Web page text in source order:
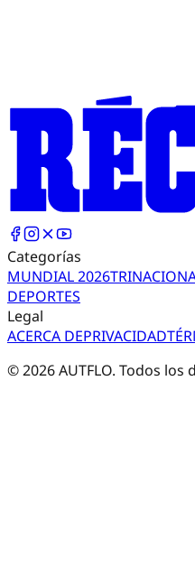
Categorías
MUNDIAL 2026TRI
DEPORTES
Legal
ACERCA DEPRIVACIDAD
©2026AUTFLO. Todos